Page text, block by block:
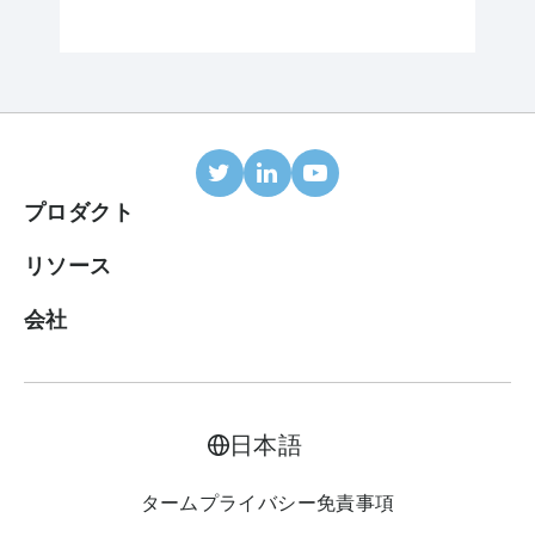
プロダクト
モバイルアトリビューション
連携パートナー
リソース
ブログ
会社
日本語
タームプライバシー免責事項